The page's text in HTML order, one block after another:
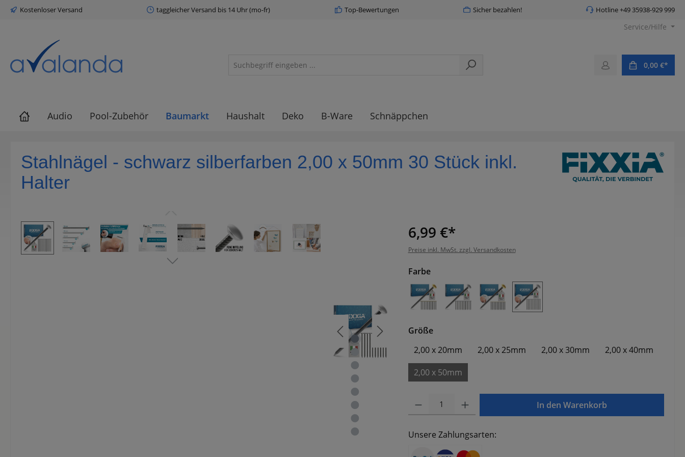
Zur Hauptnavigation springen
Kostenloser Versand taggleicher Versand bis 14 Uhr (mo-fr) Top-Bewertungen Sicher bezahlen! Hotline +49 35938-929 999
Service/Hilfe
0,00 €*
Audio Pool-Zubehör Baumarkt Haushalt Deko B-Ware Schnäppchen
Stahlnägel - schwarz silberfarben 2,00 x 50mm 30 Stück inkl.
Halter
Bildergalerie überspringen 6,99 €*
Preise inkl. MwSt. zzgl. Versandkosten
Farbeauswählen
GoldfarbenSilberfarbenGold mit HalterSilber mit Halter
Größeauswählen
2,00 x 20mm
2,00 x 25mm 2,00 x 30mm
2,00 x 40mm
2,00 x 50mm
In den Warenkorb
Unsere Zahlungsarten: